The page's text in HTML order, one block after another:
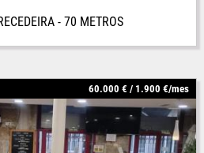
- 70 METROS
60.000 € / 1.900 €/mes